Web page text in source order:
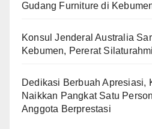
Gudang Furniture di
Konsul Jenderal Australia
Kebumen, Pererat Silaturahmi
Dedikasi Berbuah Apresiasi,
Naikkan Pangkat Satu
Anggota Berprestasi